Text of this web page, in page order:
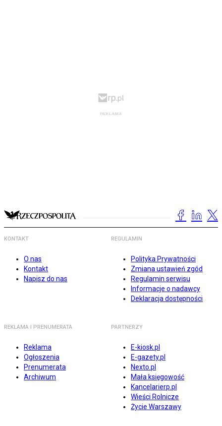
KONTAKT
O nas
Kontakt
Napisz do nas
REGULAMIN
Polityka Prywatności
Zmiana ustawień zgód
Regulamin serwisu
Informacje o nadawcy
Deklaracja dostępności
REKLAMA I PRENUMERATA
Reklama
Ogłoszenia
Prenumerata
Archiwum
PARTNERZY
E-kiosk.pl
E-gazety.pl
Nexto.pl
Mała księgowość
Kancelarierp.pl
Wieści Rolnicze
Życie Warszawy